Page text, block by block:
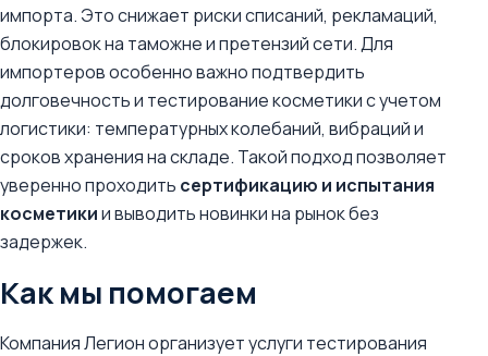
импорта. Это снижает риски списаний, рекламаций,
блокировок на таможне и претензий сети. Для
импортеров особенно важно подтвердить
долговечность и тестирование косметики с учетом
логистики: температурных колебаний, вибраций и
сроков хранения на складе. Такой подход позволяет
уверенно проходить сертификацию и испытания
косметикии выводить новинки на рынок без
задержек.
Как мы помогаем
Компания Легион организует услуги тестирования